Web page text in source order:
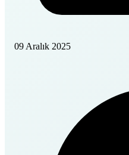
09 Aralık 2025